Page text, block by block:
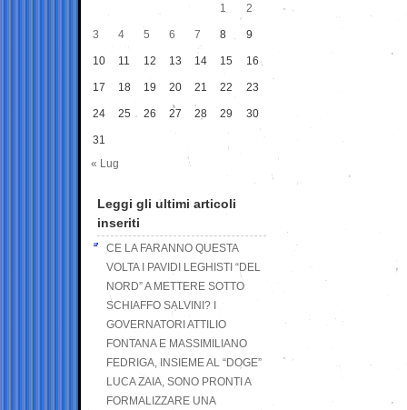
1
2
3 4 5 6 7 8 9
10 11 12 13 14 15 16
17 18 19 20 21 22 23
24 25 26 27 28 29 30
31
« Lug
Leggi gli ultimi articoli
inseriti
CE LA FARANNO QUESTA
VOLTA I PAVIDI LEGHISTI “DEL
NORD” A METTERE SOTTO
SCHIAFFO SALVINI? I
GOVERNATORI ATTILIO
FONTANA E MASSIMILIANO
FEDRIGA, INSIEME AL “DOGE”
LUCA ZAIA, SONO PRONTI A
FORMALIZZARE UNA